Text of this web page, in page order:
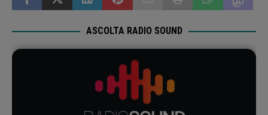
ASCOLTA RADIO SOUND